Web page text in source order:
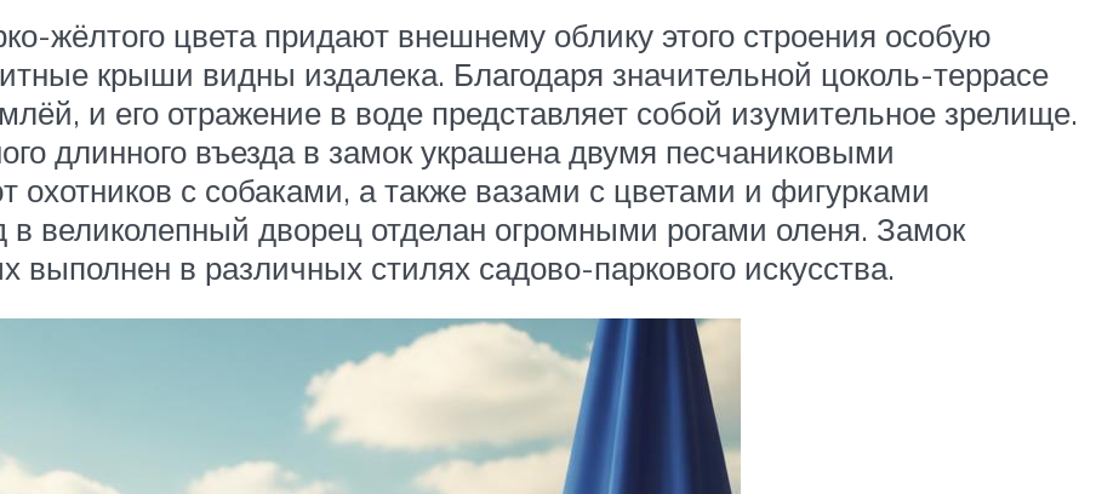
жёлтого цвета придают внешнему облику этого строения особую
крыши видны издалека. Благодаря значительной цоколь-террасе
и его отражение в воде представляет собой изумительное зрелище.
длинного въезда в замок украшена двумя песчаниковыми
охотников с собаками, а также вазами с цветами и фигурками
в великолепный дворец отделан огромными рогами оленя. Замок
в различных стилях садово-паркового искусства.